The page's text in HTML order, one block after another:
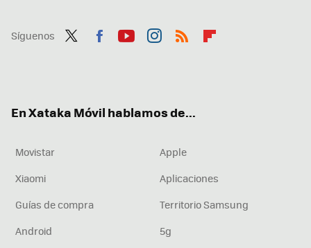
Síguenos
En Xataka Móvil hablamos de...
Movistar
Apple
Xiaomi
Aplicaciones
Guías de compra
Territorio Samsung
Android
5g